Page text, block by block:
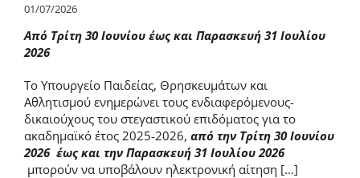
01/07/2026
Από Τρίτη 30 Ιουνίου έως και Παρασκευή 31 Ιουλίου
2026
Το Υπουργείο Παιδείας, Θρησκευμάτων και
Αθλητισμού ενημερώνει τους ενδιαφερόμενους-
δικαιούχους του στεγαστικού επιδόματος για το
ακαδημαϊκό έτος 2025-2026, από την Τρίτη 30 Ιουνίου
2026 έως και την Παρασκευή 31 Ιουλίου 2026
μπορούν να υποβάλουν ηλεκτρονική αίτηση […]